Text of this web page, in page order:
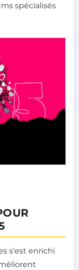
spécialisés
s’est enrichi